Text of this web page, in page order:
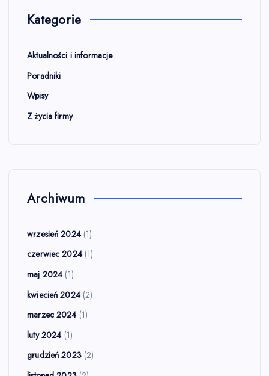
p
Kategorie
Aktualności i informacje
Poradniki
Wpisy
Z życia firmy
Archiwum
wrzesień 2024(1)
czerwiec 2024(1)
maj 2024 (1)
kwiecień 2024(2)
marzec 2024 (1)
luty 2024 (1)
grudzień 2023(2)